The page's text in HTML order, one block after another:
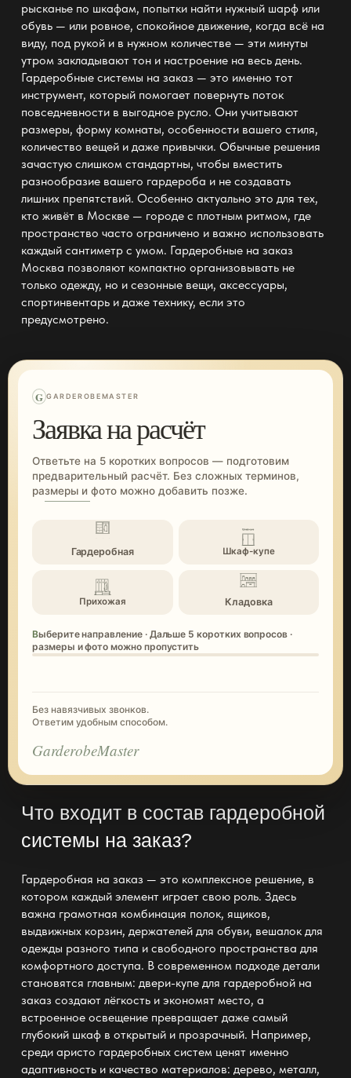
рысканье по шкафам, попытки найти нужный шарф или
обувь — или ровное, спокойное движение, когда всё на
виду, под рукой и в нужном количестве — эти минуты
утром закладывают тон и настроение на весь день.
Гардеробные системы на заказ — это именно тот
инструмент, который помогает повернуть поток
повседневности в выгодное русло. Они учитывают
размеры, форму комнаты, особенности вашего стиля,
количество вещей и даже привычки. Обычные решения
зачастую слишком стандартны, чтобы вместить
разнообразие вашего гардероба и не создавать
лишних препятствий. Особенно актуально это для тех,
кто живёт в Москве — городе с плотным ритмом, где
пространство часто ограничено и важно использовать
каждый сантиметр с умом. Гардеробные на заказ
Москва позволяют компактно организовывать не
только одежду, но и сезонные вещи, аксессуары,
спортинвентарь и даже технику, если это
предусмотрено.
G GARDEROBEMASTER
Заявка на расчёт
Ответьте на 5 коротких вопросов — подготовим
предварительный расчёт. Без сложных терминов,
размеры и фото можно добавить позже.
Гардеробная Шкаф-купе
Прихожая Кладовка
Выберите направление · Дальше 5 коротких вопросов ·
размеры и фото можно пропустить
Без навязчивых звонков.
Ответим удобным способом.
GarderobeMaster
Что входит в состав гардеробной
системы на заказ?
Гардеробная на заказ — это комплексное решение, в
котором каждый элемент играет свою роль. Здесь
важна грамотная комбинация полок, ящиков,
выдвижных корзин, держателей для обуви, вешалок для
одежды разного типа и свободного пространства для
комфортного доступа. В современном подходе детали
становятся главным: двери-купе для гардеробной на
заказ создают лёгкость и экономят место, а
встроенное освещение превращает даже самый
глубокий шкаф в открытый и прозрачный. Например,
среди аристо гардеробных систем ценят именно
адаптивность и качество материалов: дерево, металл,